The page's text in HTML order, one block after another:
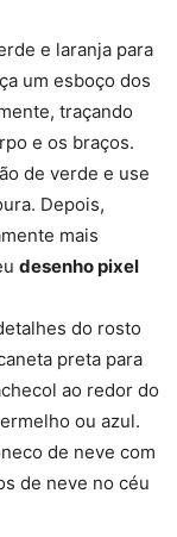
e laranja para
um esboço dos
traçando
e os braços.
de verde e use
Depois,
mais
desenho pixel
do rosto
preta para
ao redor do
ou azul.
de neve com
de neve no céu